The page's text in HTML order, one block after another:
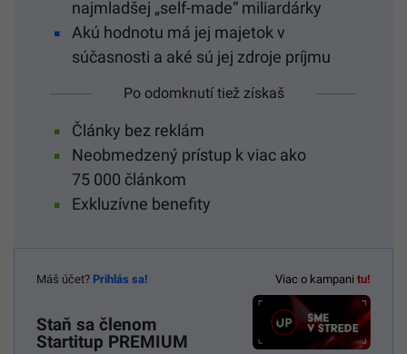
najmladšej „self-made“ miliardárky
Akú hodnotu má jej majetok v
súčasnosti a aké sú jej zdroje príjmu
Po odomknutí tiež získaš
Články bez reklám
Neobmedzený prístup k viac ako
75 000 článkom
Exkluzívne benefity
Viac o kampani tu!
Máš účet? Prihlás sa!
Staň sa členom
Startitup PREMIUM